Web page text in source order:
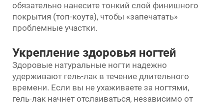
обязательно нанесите тонкий слой финишного
покрытия (топ-коута), чтобы «запечатать»
проблемные участки.
Укрепление здоровья ногтей
Здоровые натуральные ногти надежно
удерживают гель-лак в течение длительного
времени. Если вы не ухаживаете за ногтями,
гель-лак начнет отслаиваться, независимо от